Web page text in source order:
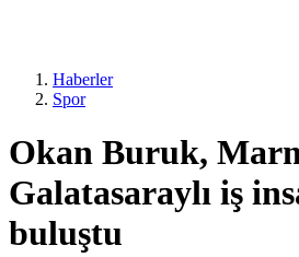
Haberler
Spor
Okan Buruk,
Galatasaraylı iş
buluştu